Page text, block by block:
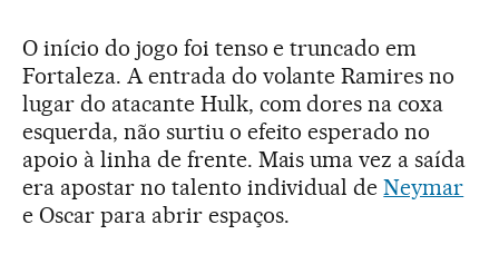
O início do jogo foi tenso e truncado em
Fortaleza. A entrada do volante Ramires no
lugar do atacante Hulk, com dores na coxa
esquerda, não surtiu o efeito esperado no
apoio à linha de frente. Mais uma vez a saída
era apostar no talento individual deNeymar
e Oscar para abrir espaços.